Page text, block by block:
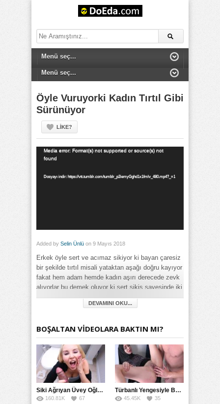
Öyle Vuruyorki Kadın Tırtıl Gibi
Sürünüyor
LIKE?
Video
oynatıcı
Media error: Format(s) not supported or source(s) not
found
Dosyayı indir: https://vtt.tumblr.com/tumblr_p2iemyGghd1x1fmlv_480.mp4?_=1
Added by Selin Ünlü on 9 Mayıs 2018
Erkek öyle sert ve acımaz sikiyor ki bayan çaresiz
bir şekilde tırtıl misali yataktan aşağı doğru kayıyor
fakat hem adam hemde kadın aşırı derecede zevk
alıyorlar bu demek oluyor ki sert sikiş sayesinde iki
taraf mükemmel bir şekilde haz alıyor.
Fantezi
Tecavüz, Twitter Yabancı,Zorla
DEVAMINI OKU...
BOŞALTAN VİDEOLARA BAKTIN MI?
Siki Ağrıyan Üvey Oğlunu Ağzına Boşaltarak İyileştirdi
160.81K 67
Türbanlı Yengesiyle Banyoda Karşılaşınca Hazırlıksız Sikti
45.45K 35